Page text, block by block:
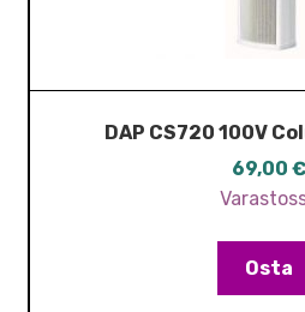
DAP CS720 100V
69,00 €
Osta